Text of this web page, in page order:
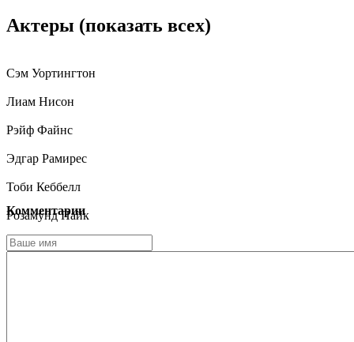
Актеры (показать всех)
Сэм Уортингтон
Лиам Нисон
Рэйф Файнс
Эдгар Рамирес
Тоби Кеббелл
Розамунд Пайк
Билл Найи
Комментарии